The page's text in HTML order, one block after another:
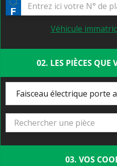
Véhicule
02. LES PIÈCES QUE
Faisceau électrique porte
03. VOS